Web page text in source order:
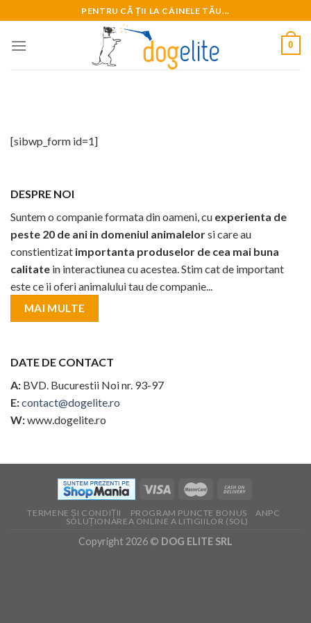
to
content
PENTRU CĂ ȚII LA CÂINELE TĂU...
0
[sibwp_form id=1]
DESPRE NOI
Suntem o companie formata din oameni, cu experienta de
peste 20 de ani in domeniul animalelorsi care au
constientizat importanta produselor de cea mai buna
calitate in interactiunea cu acestea. Stim cat de important
este ce ii oferi animalului tau de companie...
MAI MULTE
DATE DE CONTACT
A: BVD. Bucurestii Noi nr. 93-97
E:contact@dogelite.ro
W:www.dogelite.ro
TERMENE ȘI CONDIȚII PROGRAM PUNCTE BONUS
ANPC
SOLUȚIONAREA ONLINE A LITIGIILOR (SOL)
Copyright 2026 © DOG ELITE SRL